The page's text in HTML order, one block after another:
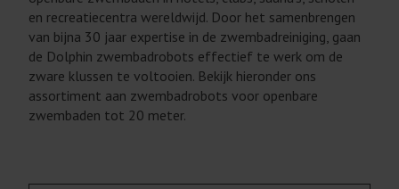
en recreatiecentra wereldwijd. Door het samenbrengen
van bijna 30 jaar expertise in de zwembadreiniging, gaan
de Dolphin zwembadrobots effectief te werk om de
zware klussen te voltooien. Bekijk hieronder ons
assortiment aan zwembadrobots voor openbare
zwembaden tot 20 meter.